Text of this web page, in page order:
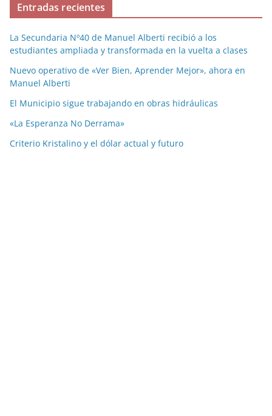
Entradas recientes
La Secundaria Nº40 de Manuel Alberti recibió a los
estudiantes ampliada y transformada en la vuelta a clases
Nuevo operativo de «Ver Bien, Aprender Mejor», ahora en
Manuel Alberti
El Municipio sigue trabajando en obras hidráulicas
«La Esperanza No Derrama»
Criterio Kristalino y el dólar actual y futuro